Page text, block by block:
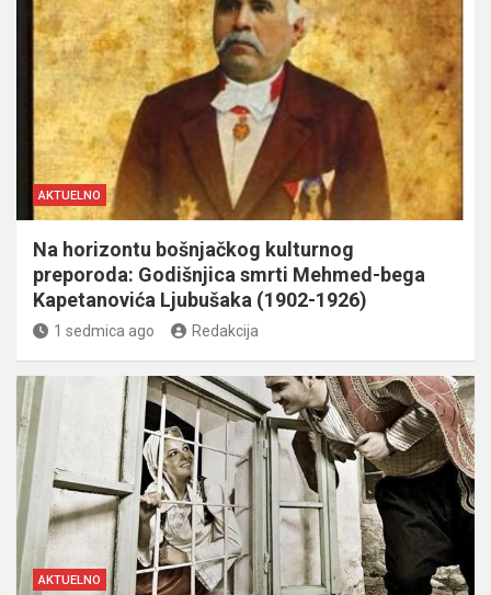
AKTUELNO
Na horizontu bošnjačkog kulturnog
preporoda: Godišnjica smrti Mehmed-bega
Kapetanovića Ljubušaka (1902-1926)
1 sedmica ago Redakcija
AKTUELNO